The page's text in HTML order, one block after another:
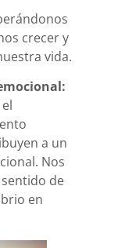
crecer y
vida.
a un
Nos
de
en